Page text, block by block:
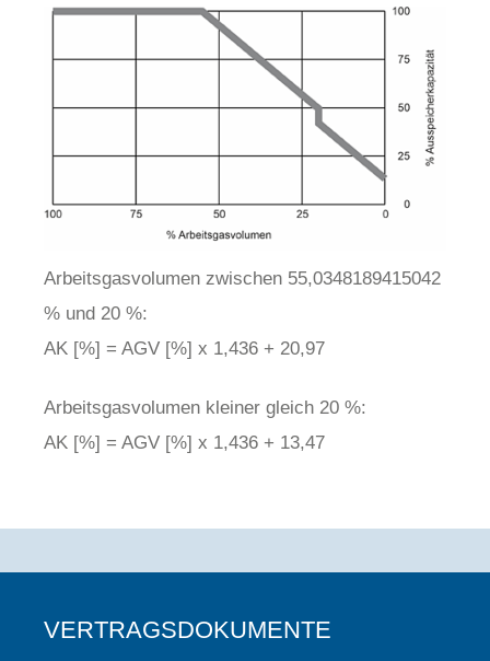
Arbeitsgasvolumen zwischen 55,0348189415042
% und 20 %:
AK [%] = AGV [%] x 1,436 + 20,97
Arbeitsgasvolumen kleiner gleich 20 %:
AK [%] = AGV [%] x 1,436 + 13,47
VERTRAGSDOKUMENTE